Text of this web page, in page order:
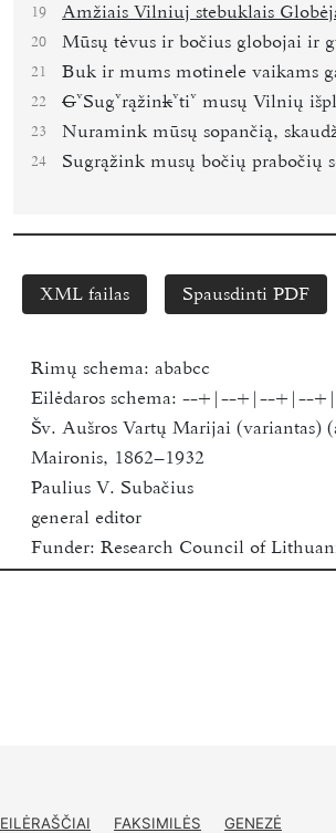
19 Amžiais Vilniuj stebuklais
20 Mūsų tėvus ir bočius globojai ir
21 Buk ir mums motinele vaikams
22 G Sug rąžink ti musų Vilnių
23 Nuramink mūsų sopančią,
24 Sugrąžink musų bočių prabočių
XML failas Spausdinti PDF
Rimų schema: ababcc
Eilėdaros schema: --+|--+|--+|--
Šv. Aušros Vartų Marijai (variantas)
Maironis, 1862–1932
Paulius V. Subačius
general editor
Funder: Research Council of
Vilnius University
EILĖRAŠČIAI FAKSIMILĖS GENEZĖ